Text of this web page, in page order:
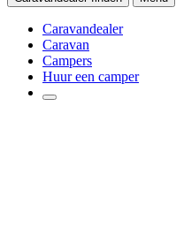
Caravandealer
Caravan
Campers
Huur een camper